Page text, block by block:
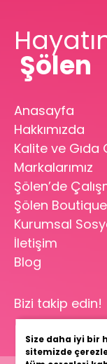
Şölen
Anasayfa
Hakkımızda
Kalite ve Gıda
Markalarımız
Şölen’de
Şölen Boutique
Kurumsal
İletişim
Blog
Bizi takip edin!
Size daha iyi bir
sitemizde